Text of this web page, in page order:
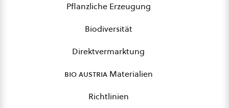
Pflanzliche Erzeugung
Biodiversität
Direktvermarktung
bio austriaMaterialien
Richtlinien